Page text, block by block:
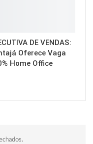
DE VENDAS:
Oferece Vaga
Home Office